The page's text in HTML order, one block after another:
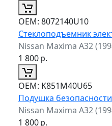
ОЕМ: 8072140U10
Стеклоподъемник
Nissan Maxima A32
1 800р.
ОЕМ: K851M40U65
Подушка
Nissan Maxima A32
1 800р.